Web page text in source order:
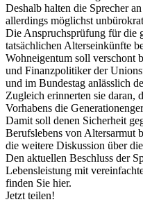
Deshalb halten die Sprecher
allerdings möglichst
Die Anspruchsprüfung für die
tatsächlichen Alterseinkünfte
Wohneigentum soll verschont
und Finanzpolitiker der
und im Bundestag anlässlich
Zugleich erinnerten sie daran,
Vorhabens die
Damit soll denen Sicherheit
Berufslebens von Altersarmut
die weitere Diskussion über
Den aktuellen Beschluss der
Lebensleistung mit
finden Sie hier.
Jetzt teilen!